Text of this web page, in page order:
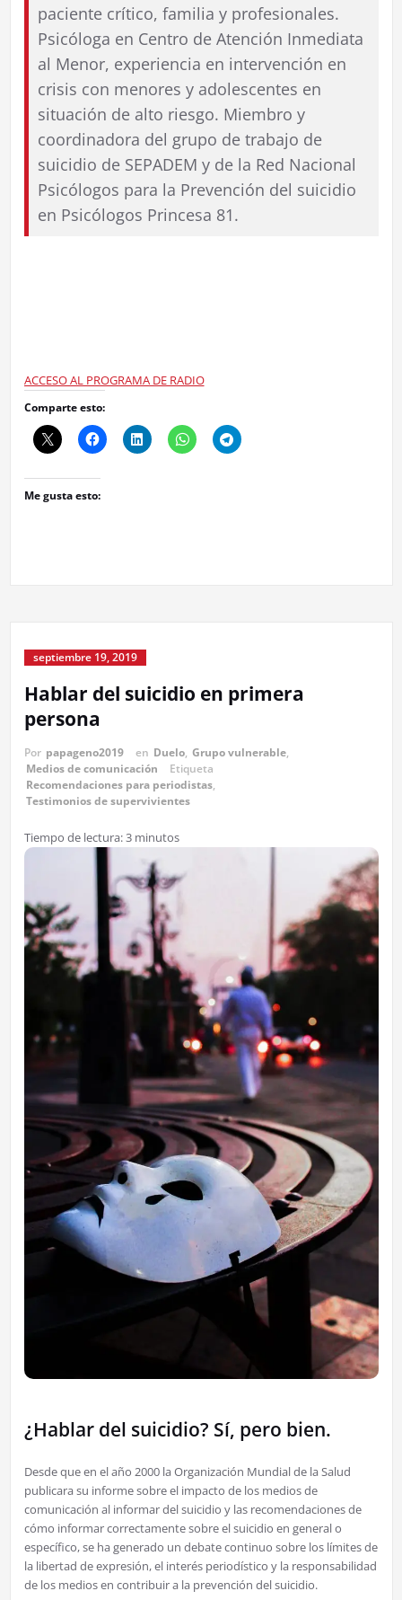
paciente crítico, familia y profesionales.
Psicóloga en Centro de Atención Inmediata
al Menor, experiencia en intervención en
crisis con menores y adolescentes en
situación de alto riesgo. Miembro y
coordinadora del grupo de trabajo de
suicidio de SEPADEM y de la Red Nacional
Psicólogos para la Prevención del suicidio
en Psicólogos Princesa 81.
ACCESO AL PROGRAMA DE RADIO
Comparte esto:
Me gusta esto:
septiembre 19, 2019
Hablar del suicidio en primera
persona
Por papageno2019 en Duelo, Grupo vulnerable,
Medios de comunicación
Etiqueta
Recomendaciones para periodistas,
Testimonios de supervivientes
Tiempo de lectura:3 minutos
¿Hablar del suicidio? Sí, pero bien.
Desde que en el año 2000 la Organización Mundial de la Salud
publicara su informe sobre el impacto de los medios de
comunicación al informar del suicidio y las recomendaciones de
cómo informar correctamente sobre el suicidio en general o
específico, se ha generado un debate continuo sobre los límites de
la libertad de expresión, el interés periodístico y la responsabilidad
de los medios en contribuir a la prevención del suicidio.